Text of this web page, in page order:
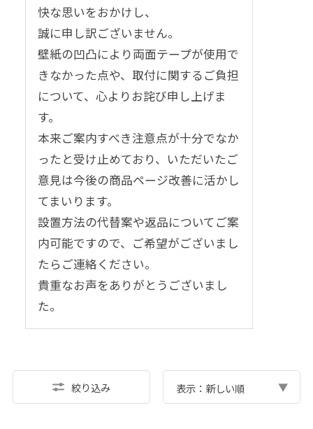
快な思いをおかけし、
誠に申し訳ございません。
壁紙の凹凸により両面テープが使用で
きなかった点や、取付に関するご負担
について、心よりお詫び申し上げま
す。
本来ご案内すべき注意点が十分でなか
ったと受け止めており、いただいたご
意見は今後の商品ページ改善に活かし
てまいります。
設置方法の代替案や返品についてご案
内可能ですので、ご希望がございまし
たらご連絡ください。
貴重なお声をありがとうございまし
た。
絞り込み 表示：新しい順